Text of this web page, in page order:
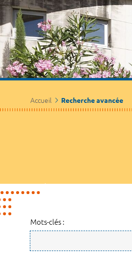
Accueil Recherche avancée
Mots-clés :